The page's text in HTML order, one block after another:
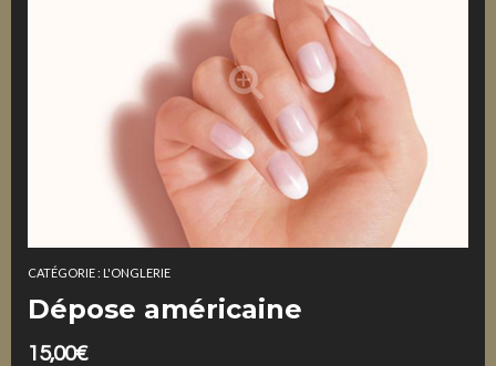
CATÉGORIE : L'ONGLERIE
Dépose américaine
15,00€